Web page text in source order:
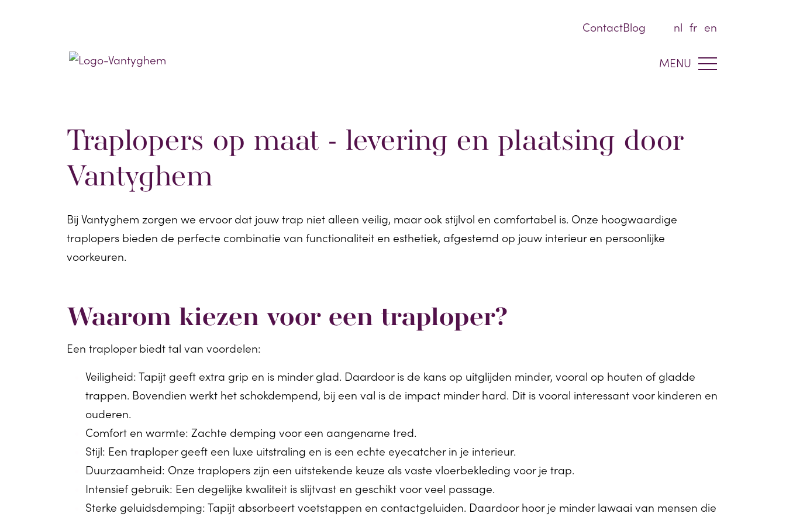
ContactBlog
MENU
nl fr en
Traplopers op maat - levering en plaatsing door
Vantyghem
Bij Vantyghem zorgen we ervoor dat jouw trap niet alleen veilig, maar ook stijlvol en comfortabel is. Onze hoogwaardige
traplopers bieden de perfecte combinatie van functionaliteit en esthetiek, afgestemd op jouw interieur en persoonlijke
voorkeuren.
Waarom kiezen voor een traploper?
Een traploper biedt tal van voordelen:
Veiligheid: Tapijt geeft extra grip en is minder glad. Daardoor is de kans op uitglijden minder, vooral op houten of gladde
trappen. Bovendien werkt het schokdempend, bij een val is de impact minder hard. Dit is vooral interessant voor kinderen en
ouderen.
Comfort en warmte: Zachte demping voor een aangename tred.
Stijl: Een traploper geeft een luxe uitstraling en is een echte eyecatcher in je interieur.
Duurzaamheid: Onze traplopers zijn een uitstekende keuze als vaste vloerbekleding voor je trap.
Intensief gebruik: Een degelijke kwaliteit is slijtvast en geschikt voor veel passage.
Sterke geluidsdemping: Tapijt absorbeert voetstappen en contactgeluiden. Daardoor hoor je minder lawaai van mensen die